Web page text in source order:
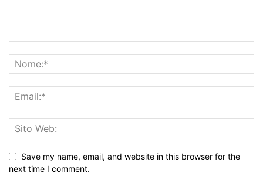
Save my name, email, and website in this browser for the
next time I comment.